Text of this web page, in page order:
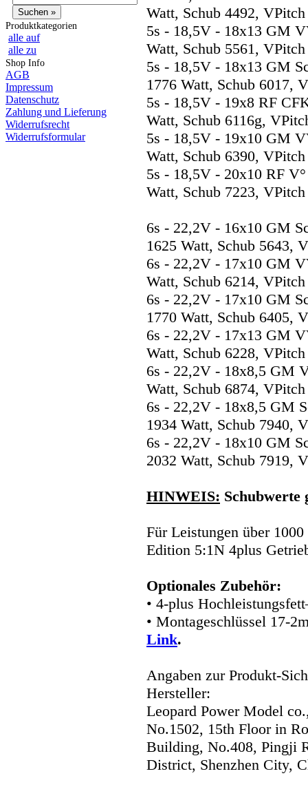
Produktkategorien
alle auf
alle zu
Shop Info
AGB
Impressum
Datenschutz
Zahlung und Lieferung
Widerrufsrecht
Widerrufsformular
Watt, Schub 4492,
5s - 18,5V - 18x13 GM
Watt, Schub 5561,
5s - 18,5V - 18x13 GM
1776 Watt, Schub 6017,
5s - 18,5V - 19x8 RF
Watt, Schub 6116g,
5s - 18,5V - 19x10 GM
Watt, Schub 6390,
5s - 18,5V - 20x10 RF
Watt, Schub 7223,
6s - 22,2V - 16x10 GM
1625 Watt, Schub 5643,
6s - 22,2V - 17x10 GM
Watt, Schub 6214,
6s - 22,2V - 17x10 GM
1770 Watt, Schub 6405,
6s - 22,2V - 17x13 GM
Watt, Schub 6228,
6s - 22,2V - 18x8,5 GM
Watt, Schub 6874,
6s - 22,2V - 18x8,5 GM
1934 Watt, Schub 7940,
6s - 22,2V - 18x10 GM
2032 Watt, Schub 7919,
HINWEIS: Schubwerte
Für Leistungen über
Edition 5:1N 4plus
Optionales Zubehör:
• 4-plus
• Montageschlüssel 17-
Link.
Angaben zur Produkt-
Hersteller:
Leopard Power Model
No.1502, 15th Floor in
Building, No.408, Pingji
District, Shenzhen City,